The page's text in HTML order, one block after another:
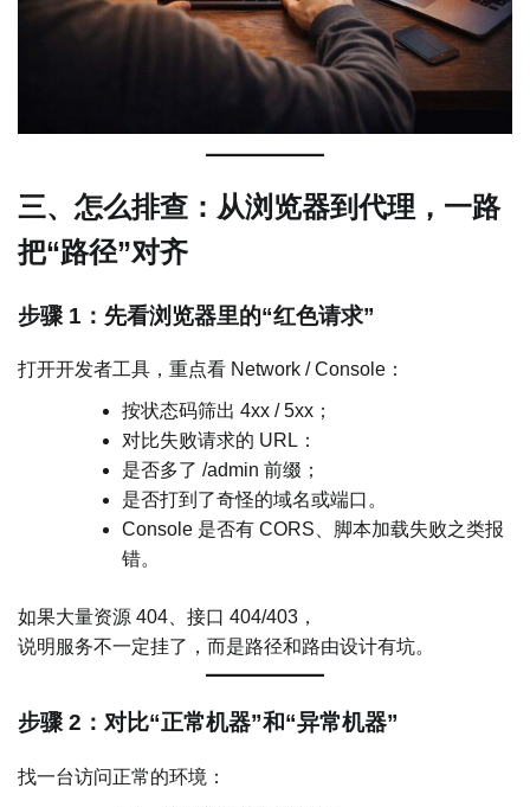
三、怎么排查：从浏览器到代理，一路
把“路径”对齐
步骤 1：先看浏览器里的“红色请求”
打开开发者工具，重点看 Network / Console：
按状态码筛出 4xx / 5xx；
对比失败请求的 URL：
是否多了 /admin 前缀；
是否打到了奇怪的域名或端口。
Console 是否有 CORS、脚本加载失败之类报
错。
如果大量资源 404、接口 404/403，
说明服务不一定挂了，而是路径和路由设计有坑。
步骤 2：对比“正常机器”和“异常机器”
找一台访问正常的环境：